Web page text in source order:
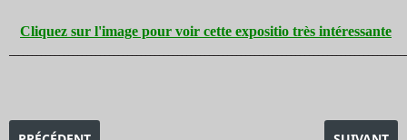
Cliquez sur l'image pour voir cette expositio très intéressante